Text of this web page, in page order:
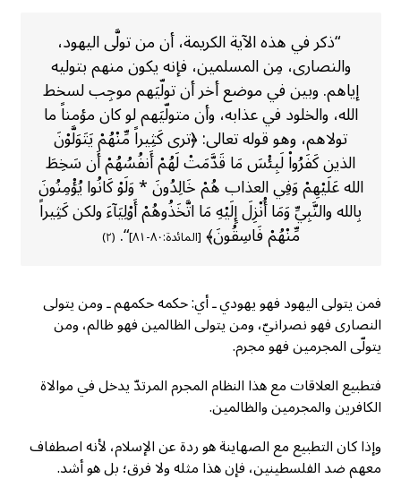
“ذكر في هذه الآية الكريمة، أن من تولَّى اليهود،
والنصارى، مِن المسلمين، فإنه يكون منهم بتوليه
إياهم. وبين في موضع أخر أن تولّيَهم موجِب لسخط
الله، والخلود في عذابه، وأن متولّيَهم لو كان مؤمناً ما
تولاهم، وهو قوله تعالى: ﴿ترى كَثِيراً مِّنْهُمْ يَتَوَلَّوْنَ
الذين كَفَرُواْ لَبِئْسَ مَا قَدَّمَتْ لَهُمْ أَنفُسُهُمْ أَن سَخِطَ
الله عَلَيْهِمْ وَفِي العذاب هُمْ خَالِدُونَ * وَلَوْ كَانُوا يُؤْمِنُونَ
بِالله والنَّبِيِّ وَمَا أُنْزِلَ إِلَيْهِ مَا اتَّخَذُوهُمْ أَوْلِيَآءَ ولكن كَثِيراً
مِّنْهُمْ فَاسِقُونَ﴾ [المائدة:٨٠-٨١] “. (٢)
فمن يتولى اليهود فهو يهودي ـ أي: حكمه حكمهم ـ ومن يتولى
النصارى فهو نصرانيّ، ومن يتولى الظالمين فهو ظالم، ومن
يتولّى المجرمين فهو مجرم.
فتطبيع العلاقات مع هذا النظام المجرم المرتدّ يدخل في موالاة
الكافرين والمجرمين والظالمين.
وإذا كان التطبيع مع الصهاينة هو ردة عن الإسلام، لأنه اصطفاف
معهم ضد الفلسطينين، فإن هذا مثله ولا فرق؛ بل هو أشد.